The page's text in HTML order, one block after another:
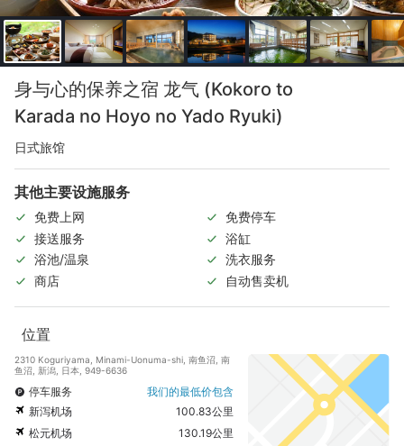
身与心的保养之宿 龙气 (Kokoro to
Karada no Hoyo no Yado Ryuki)
日式旅馆
其他主要设施服务
免费上网
免费停车
接送服务
浴缸
浴池/温泉
洗衣服务
商店
自动售卖机
位置
2310 Koguriyama, Minami-Uonuma-shi, 南鱼沼, 南
鱼沼, 新潟, 日本, 949-6636
停车服务
我们的最低价包含
新泻机场
100.83公里
松元机场
130.19公里